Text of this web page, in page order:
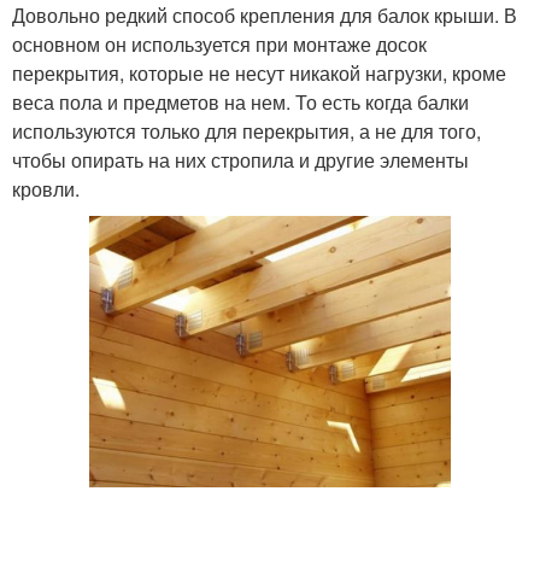
Довольно редкий способ крепления для балок крыши. В
основном он используется при монтаже досок
перекрытия, которые не несут никакой нагрузки, кроме
веса пола и предметов на нем. То есть когда балки
используются только для перекрытия, а не для того,
чтобы опирать на них стропила и другие элементы
кровли.